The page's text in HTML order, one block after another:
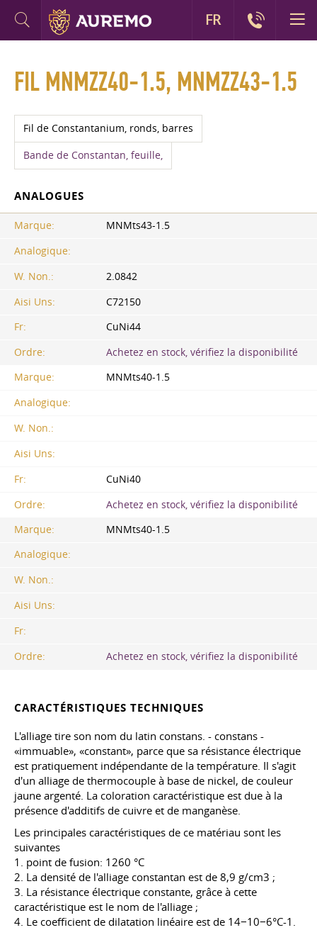
FIL MNMZZ40-1.5, MNMZZ43-1.5
Fil de Constantanium, ronds, barres
Bande de Constantan, feuille,
ANALOGUES
Marque:
MNMts43-1.5
Analogique:
W. Non.:
2.0842
Aisi Uns:
C72150
Fr:
CuNi44
Ordre:
Achetez en stock, vérifiez la disponibilité
Marque:
MNMts40-1.5
Analogique:
W. Non.:
Aisi Uns:
Fr:
CuNi40
Ordre:
Achetez en stock, vérifiez la disponibilité
Marque:
MNMts40-1.5
Analogique:
W. Non.:
Aisi Uns:
Fr:
Ordre:
Achetez en stock, vérifiez la disponibilité
CARACTÉRISTIQUES TECHNIQUES
L'alliage tire son nom du latin constans. - constans -
«immuable», «constant», parce que sa résistance électrique
est pratiquement indépendante de la température. Il s'agit
d'un alliage de thermocouple à base de nickel, de couleur
jaune argenté. La coloration caractéristique est due à la
présence d'additifs de cuivre et de manganèse.
Les principales caractéristiques de ce matériau sont les
suivantes
1. point de fusion: 1260 °C
2. La densité de l'alliage constantan est de 8,9 g/cm3 ;
3. La résistance électrique constante, grâce à cette
caractéristique est le nom de l'alliage ;
4. Le coefficient de dilatation linéaire est de 14−10−6°C-1.
FR